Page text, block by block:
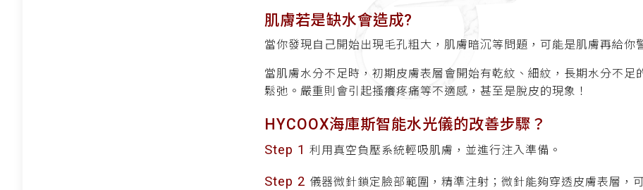
肌膚若是缺水會造成?
當你發現自己開始出現毛孔粗大，肌膚暗沉等問題，可能是肌膚再給你
當肌膚水分不足時，初期皮膚表層會開始有乾紋、細紋，長期水分不足
鬆弛。嚴重則會引起搔癢疼痛等不適感，甚至是脫皮的現象！
HYCOOX海庫斯智能水光儀的改善步驟？
Step 1 利用真空負壓系統輕吸肌膚，並進行注入準備。
Step 2 儀器微針鎖定臉部範圍，精準注射；微針能夠穿透皮膚表層，